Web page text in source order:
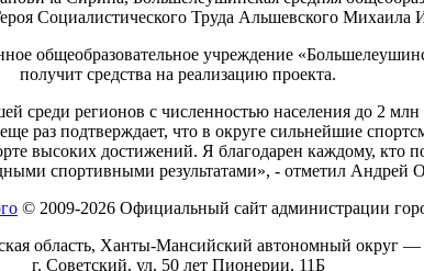
Социалистического Труда Альшевского Михаила
общеобразовательное учреждение
получит средства на реализацию проекта.
среди регионов с численностью населения до 2
раз подтверждает, что в округе сильнейшие
высоких достижений. Я благодарен каждому,
спортивными результатами», - отметил Андрей
© 2009-2026 Официальный сайт администрации
область, Ханты-Мансийский автономный округ
г. Советский, ул. 50 лет Пионерии, 11Б